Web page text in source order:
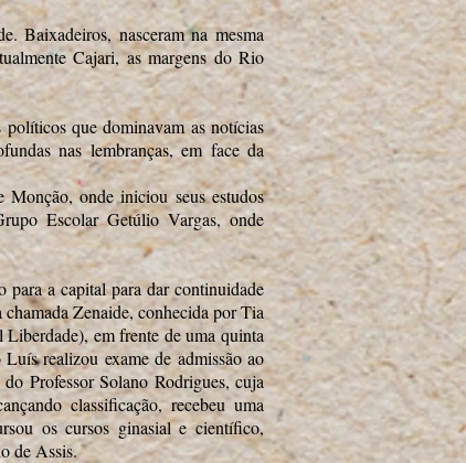
Baixadeiros, nasceram na mesma
Cajari, as margens do Rio
políticos que dominavam as notícias
nas lembranças, em face da
onde iniciou seus estudos
Escolar Getúlio Vargas, onde
para a capital para dar continuidade
Zenaide, conhecida por Tia
em frente de uma quinta
realizou exame de admissão ao
Professor Solano Rodrigues, cuja
classificação, recebeu uma
os cursos ginasial e científico,
de Assis.